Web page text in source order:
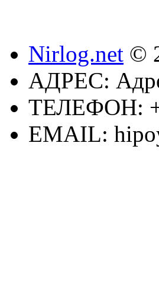
Nirlog.net ©
АДРЕС:
ТЕЛЕФОН:
EMAIL: